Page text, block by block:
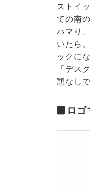
ストイ
ての南
ハマり
いたら
ックに
「デス
憩なし
ロ